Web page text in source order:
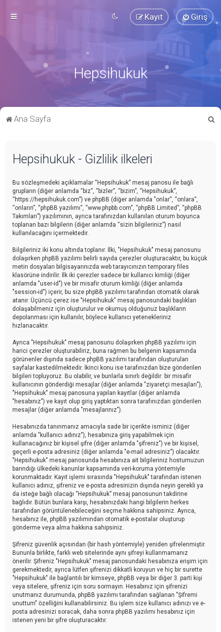
Giriş
Kayıt
Hepsihukuk
Ana Sayfa
Hepsihukuk - Gizlilik ilkeleri
Bu sözleşmedeki açıklamalar “Hepsihukuk” mesaj panosu ile bağlı
grupların (diğer anlamda “biz”, “bizler”, “bizim”, “Hepsihukuk”,
“https://hepsihukuk.com”) ve phpBB (diğer anlamda "onlar”, “onlara”,
“onların”, “phpBB yazılımı”, “www.phpbb.com”, “phpBB Limited”, “phpBB
Takımları”) yazılımının, ayrıca tarafınızdan kullanılan oturum boyunca
toplanan bazı bilgilerin (diğer anlamda “sizin bilgileriniz”) nasıl
kullanılacağını içermektedir.
Bilgileriniz iki konu altında toplanır. İlki, "Hepsihukuk" mesaj panosunu
dolaşırken phpBB yazılımı belirli sayıda çerezler oluşturacaktır, bu küçük
metin dosyaları bilgisayarınızda web tarayıcınızın temporary files
klasörüne indirilir. İlk iki çerezler sadece bir kullanıcı kimliği (diğer
anlamda "user-id") ve bir misafir oturum kimliği (diğer anlamda
"session-id") içerir, bu size phpBB yazılımı tarafından otomatik olarak
atanır. Üçüncü çerez ise "Hepsihukuk" mesaj panosundaki başlıkları
dolaşabilmeniz için oluşturulur ve okumuş olduğunuz başlıkların
depolanması için kullanılır, böylece kullanıcı yetenekleriniz
hızlanacaktır.
Ayrıca "Hepsihukuk" mesaj panosunu dolaşırken phpBB yazılımı için
harici çerezler oluşturabiliriz, buna rağmen bu belgenin kapsamında
görünenler dışında sadece phpBB yazılımı tarafından oluşturulan
sayfalar kastedilmektedir. İkinci konu ise tarafınızdan bize gönderilen
bilgileri topluyoruz. Bu olabilir, ve bunlarla sınırlı değildir: bir misafir
kullanıcının gönderdiği mesajlar (diğer anlamda "ziyaretçi mesajları"),
"Hepsihukuk" mesaj panosuna yapılan kayıtlar (diğer anlamda
"hesabınız") ve kayıt olup giriş yaptıktan sonra tarafınızdan gönderilen
mesajlar (diğer anlamda "mesajlarınız").
Hesabınızda tanınmanız amacıyla sade bir içerikte isminiz (diğer
anlamda "kullanıcı adınız"), hesabınıza giriş yapabilmek için
kullanacağınız bir kişisel şifre (diğer anlamda "şifreniz") ve bir kişisel,
geçerli e-posta adresiniz (diğer anlamda "e-mail adresiniz") olacaktır.
"Hepsihukuk" mesaj panosunda hesabınıza ait bilgileriniz hostumuzun
barındığı ülkedeki kanunlar kapsamında veri-koruma yöntemiyle
korunmaktadır. Kayıt işlemi sırasında "Hepsihukuk" tarafından istenen
kullanıcı adınız, şifreniz ve e-posta adresinizin dışında neyin gerekli ya
da isteğe bağlı olacağı “Hepsihukuk” mesaj panosunun takdirine
bağlıdır. Bütün bunlara karşı, hesabınızdaki hangi bilgilerin herkes
tarafından görüntülenebileceğini seçme hakkına sahipsiniz. Ayrıca,
hesabınız ile, phpBB yazılımından otomatik e-postalar oluşturup
gönderme veya alma hakkına sahipsiniz.
Şifreniz güvenlik açısından (bir hash yöntemiyle) yeniden şifrelenmiştir.
Bununla birlikte, farklı web sitelerinde aynı şifreyi kullanmamanız
önerilir. Şifreniz "Hepsihukuk" mesaj panosundaki hesabınıza erişim için
gerekmektedir, ayrıca lütfen şifrenizi dikkatli koruyun ve hiç bir surette
"Hepsihukuk" ile bağlantılı bir kimseye, phpBB veya bir diğer 3. parti kişi
veya sitelere, şifreniz için soru sormayın. Hesabınız için şifrenizi
unutmanız durumunda, phpBB yazılımı tarafından sağlanan "Şifremi
unuttum" özelliğini kullanabilirsiniz. Bu işlem size kullanıcı adınızı ve e-
posta adresinizi soracak, daha sonra phpBB yazılımı hesabınız için
istenen yeni bir şifre oluşturacaktır.